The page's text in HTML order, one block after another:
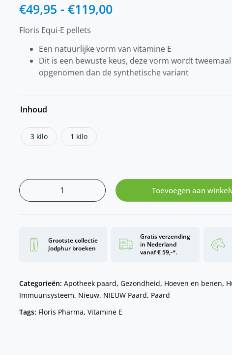
€49,95 - €119,00
Floris Equi-E pellets
Een natuurlijke vorm van vitamine E
Dit is een bewuste keus, deze vorm wordt
opgenomen dan de synthetische variant
Inhoud
3 kilo 1 kilo
Toevoegen aan
Grootste collectie
Jodphur broeken
Gratis verzending
in Nederland
vanaf € 59,-*.
Categorieën: Apotheek paard, Gezondheid, Hoeven en benen,
Immuunsysteem, Nieuw, NIEUW Paard, Paard
Tags: Floris Pharma, Vitamine E